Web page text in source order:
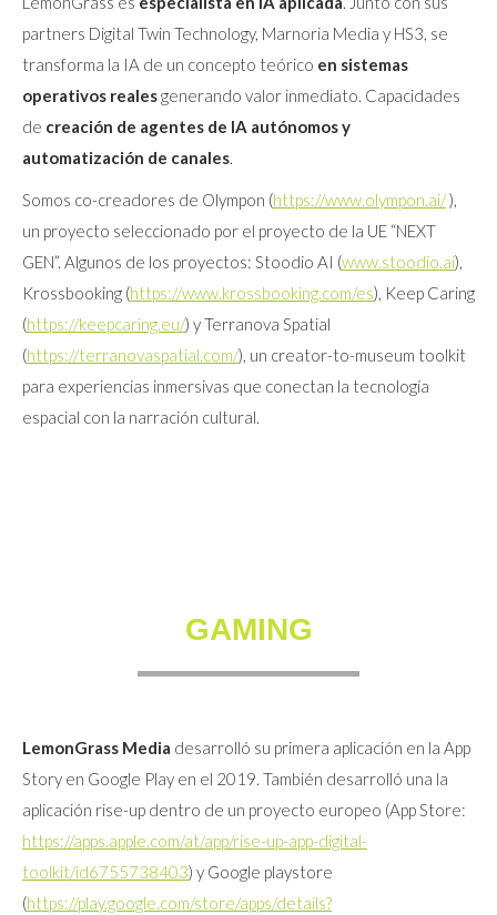
partners Digital Twin Technology, Marnoria Media y HS3, se
transforma la IA de un concepto teórico en sistemas
operativos realesgenerando valor inmediato. Capacidades
de creación de agentes de IA autónomos y
automatización de canales.
Somos co-creadores de Olympon (https://www.olympon.ai/),
un proyecto seleccionado por el proyecto de la UE “NEXT
GEN”. Algunos de los proyectos: Stoodio AI (www.stoodio.ai),
Krossbooking (https://www.krossbooking.com/es), Keep Caring
(https://keepcaring.eu/) y Terranova Spatial
(https://terranovaspatial.com/), un creator-to-museum toolkit
para experiencias inmersivas que conectan la tecnología
espacial con la narración cultural.
GAMING
LemonGrass Media desarrolló su primera aplicación en la App
Story en Google Play en el 2019. También desarrolló una la
aplicación rise-up dentro de un proyecto europeo (App Store:
https://apps.apple.com/at/app/rise-up-app-digital-
toolkit/id6755738403) y Google playstore
(https://play.google.com/store/apps/details?